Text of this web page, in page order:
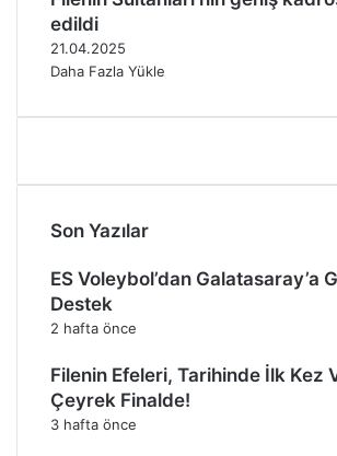
edildi
21.04.2025
Daha Fazla Yükle
Son Yazılar
ES Voleybol’dan Galatasaray’a
Destek
2 hafta önce
Filenin Efeleri, Tarihinde İlk Kez
Çeyrek Finalde!
3 hafta önce